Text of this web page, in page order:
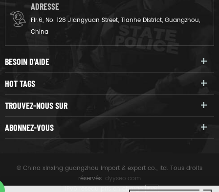
ADRESSE
Flr.6, No. 128 Jiangyuan Street, Tianhe District, Guangzhou,
China
BESOIN D'AIDE
HOT TAGS
TROUVEZ-NOUS SUR
ABONNEZ-VOUS
© China xinxing guangzhou import & export co., ltd. Tous droits
réservés. dyyseo.com
|IPv6 réseau pris en charge IPV6